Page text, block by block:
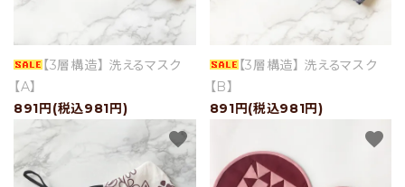
特集
セール
アイテムから探す
素材から探す
【3層構造】 洗えるマスク
【A】
891円(税込981円)
【3層構造】 洗えるマスク
【B】
891円(税込981円)
favorite favorite